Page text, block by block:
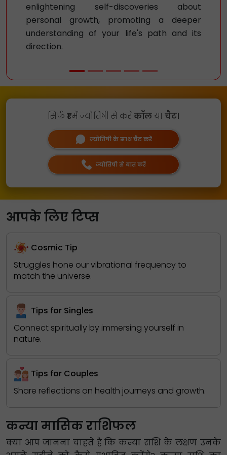
enlightening self-discoveries about
personal growth, promoting a deeper
understanding of your life's path and its
direction.
सिर्फ₹1में ज्योतिषी से करेंकॉलयाचैट।
ज्योतिषी के साथ चैट करें
ज्योतिषी से बात करें
आपके लिए टिप्स
Cosmic Tip
Struggles hone our vibrational frequency to
match the universe.
Tips for Singles
Connect spiritually by immersing yourself in
nature.
Tips for Couples
Share reflections on health journeys and growth.
कन्या मासिक राशिफल
क्या आप जानना चाहते हैं कि कन्या राशि के लक्षण उनके